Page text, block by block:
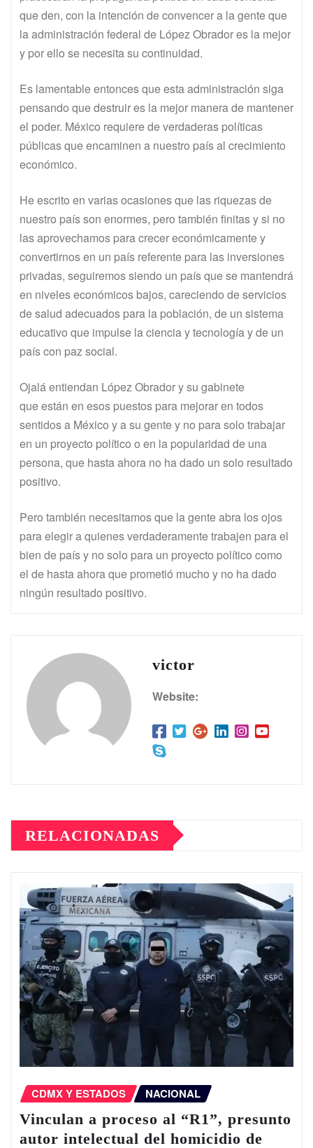
que den, con la intención de convencer a la gente que
la administración federal de López Obrador es la mejor
y por ello se necesita su continuidad.
Es lamentable entonces que esta administración siga
pensando que destruir es la mejor manera de mantener
el poder. México requiere de verdaderas políticas
públicas que encaminen a nuestro país al crecimiento
económico.
He escrito en varias ocasiones que las riquezas de
nuestro país son enormes, pero también finitas y si no
las aprovechamos para crecer económicamente y
convertirnos en un país referente para las inversiones
privadas, seguiremos siendo un país que se mantendrá
en niveles económicos bajos, careciendo de servicios
de salud adecuados para la población, de un sistema
educativo que impulse la ciencia y tecnología y de un
país con paz social.
Ojalá entiendan López Obrador y su gabinete
que están en esos puestos para mejorar en todos
sentidos a México y a su gente y no para solo trabajar
en un proyecto político o en la popularidad de una
persona, que hasta ahora no ha dado un solo resultado
positivo.
Pero también necesitamos que la gente abra los ojos
para elegir a quienes verdaderamente trabajen para el
bien de país y no solo para un proyecto político como
el de hasta ahora que prometió mucho y no ha dado
ningún resultado positivo.
victor
Website:
RELACIONADAS
CDMX Y ESTADOS NACIONAL
Vinculan a proceso al “R1”, presunto
autor intelectual del homicidio de